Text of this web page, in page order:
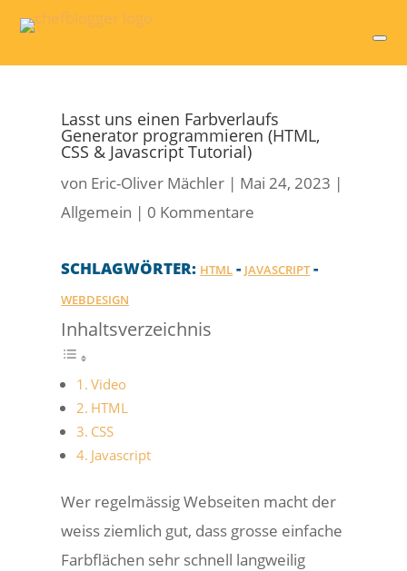
Lasst uns einen Farbverlaufs
Generator programmieren (HTML,
CSS & Javascript Tutorial)
von Eric-Oliver Mächler | Mai 24, 2023 |
Allgemein | 0 Kommentare
SCHLAGWÖRTER: HTML - JAVASCRIPT-
WEBDESIGN
Inhaltsverzeichnis
Video
HTML
CSS
Javascript
Wer regelmässig Webseiten macht der
weiss ziemlich gut, dass grosse einfache
Farbflächen sehr schnell langweilig